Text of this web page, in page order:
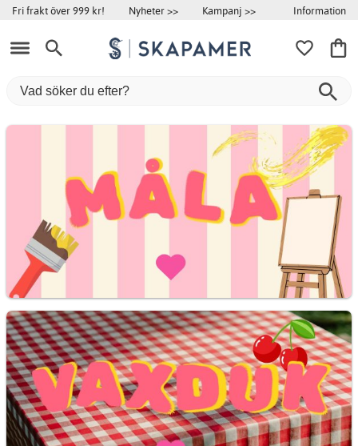
Fri frakt över 999 kr! Nyheter >> Kampanj >> Information